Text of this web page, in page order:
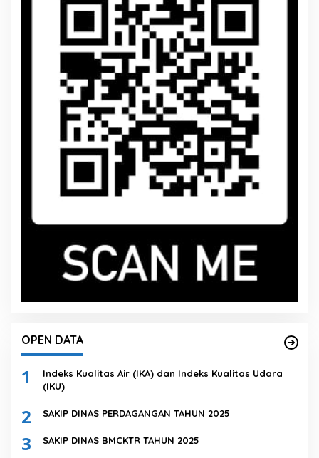
OPEN DATA
1
Indeks Kualitas Air (IKA) dan Indeks Kualitas Udara
(IKU)
2 SAKIP DINAS PERDAGANGAN TAHUN 2025
3 SAKIP DINAS BMCKTR TAHUN 2025